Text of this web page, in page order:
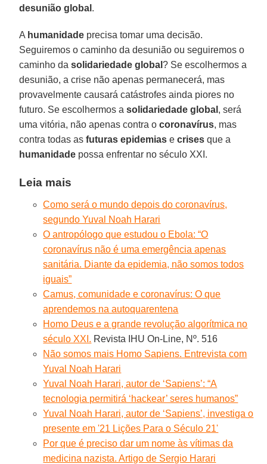
desunião global .
A humanidade precisa tomar uma decisão.
Seguiremos o caminho da desunião ou seguiremos o
caminho dasolidariedade global? Se escolhermos a
desunião, a crise não apenas permanecerá, mas
provavelmente causará catástrofes ainda piores no
futuro. Se escolhermos asolidariedade global , será
uma vitória, não apenas contra ocoronavírus, mas
contra todas asfuturas epidemias ecrises que a
humanidade possa enfrentar no século XXI.
Leia mais
Como será o mundo depois do coronavírus,
segundo Yuval Noah Harari
O antropólogo que estudou o Ebola: “O
coronavírus não é uma emergência apenas
sanitária. Diante da epidemia, não somos todos
iguais”
Camus, comunidade e coronavírus: O que
aprendemos na autoquarentena
Homo Deus e a grande revolução algorítmica no
século XXI. Revista IHU On-Line, Nº. 516
Não somos mais Homo Sapiens. Entrevista com
Yuval Noah Harari
Yuval Noah Harari, autor de ‘Sapiens’: “A
tecnologia permitirá ‘hackear’ seres humanos”
Yuval Noah Harari, autor de ‘Sapiens’, investiga o
presente em '21 Lições Para o Século 21'
Por que é preciso dar um nome às vítimas da
medicina nazista. Artigo de Sergio Harari